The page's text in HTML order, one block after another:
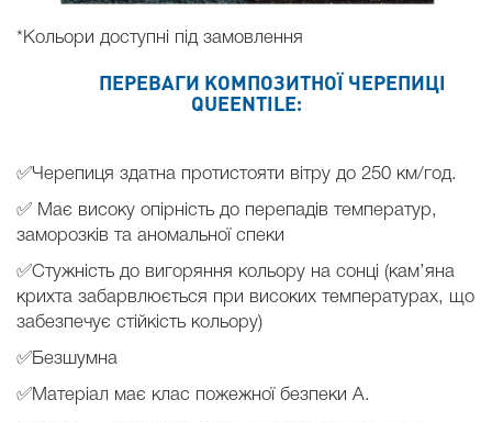
*Кольори доступні під замовлення
ПЕРЕВАГИ КОМПОЗИТНОЇ ЧЕРЕПИЦІ
QUEENTILE:
✅Черепиця здатна протистояти вітру до 250 км/год.
✅ Має високу опірність до перепадів температур,
заморозків та аномальної спеки
✅Стужність до вигоряння кольору на сонці (кам’яна
крихта забарвлюється при високих температурах, що
забезпечує стійкість кольору)
✅Безшумна
✅Матеріал має клас пожежної безпеки А.